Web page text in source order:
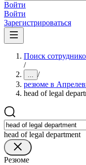
Войти
Войти
Зарегистрироваться
Поиск
/
... /
резюме в
head of legal
head of legal department
Резюме